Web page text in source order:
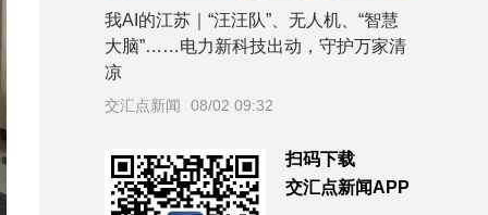
我AI的江苏｜“汪汪队”、无人机、“智慧
大脑”……电力新科技出动，守护万家清
凉
交汇点新闻 08/02 09:32
扫码下载
交汇点新闻APP